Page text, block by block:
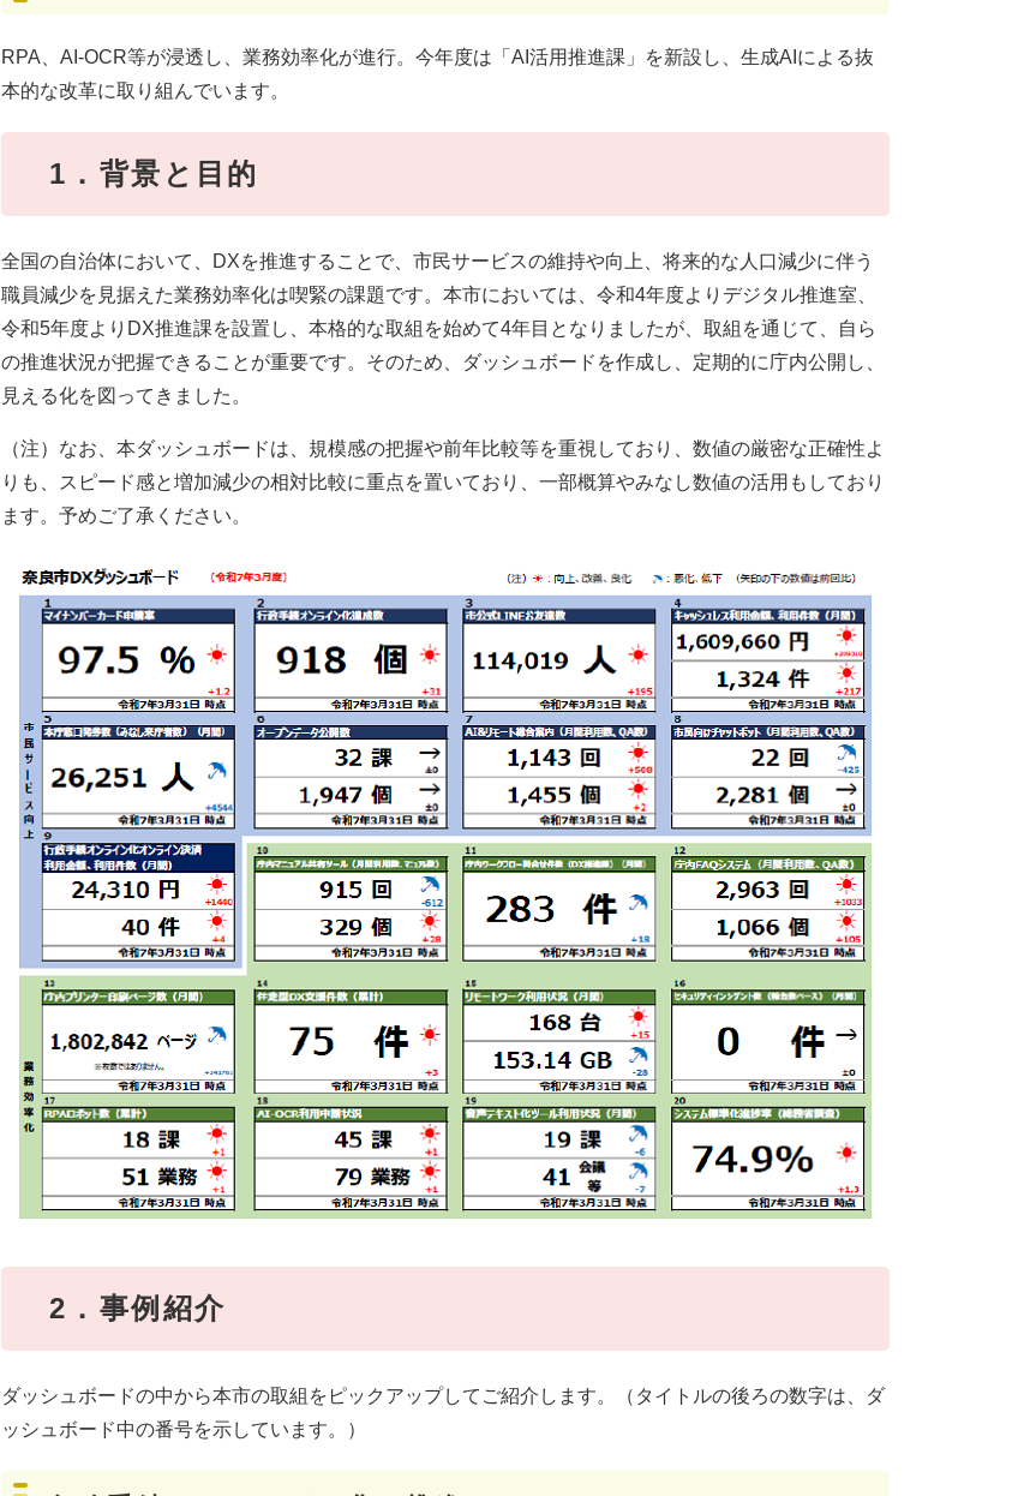
RPA、AI-OCR等が浸透し、業務効率化が進行。今年度は「AI活用推進課」を新設し、生成AIによる抜
本的な改革に取り組んでいます。
1．背景と目的
全国の自治体において、DXを推進することで、市民サービスの維持や向上、将来的な人口減少に伴う
職員減少を見据えた業務効率化は喫緊の課題です。本市においては、令和4年度よりデジタル推進室、
令和5年度よりDX推進課を設置し、本格的な取組を始めて4年目となりましたが、取組を通じて、自ら
の推進状況が把握できることが重要です。そのため、ダッシュボードを作成し、定期的に庁内公開し、
見える化を図ってきました。
（注）なお、本ダッシュボードは、規模感の把握や前年比較等を重視しており、数値の厳密な正確性よ
りも、スピード感と増加減少の相対比較に重点を置いており、一部概算やみなし数値の活用もしており
ます。予めご了承ください。
2．事例紹介
ダッシュボードの中から本市の取組をピックアップしてご紹介します。（タイトルの後ろの数字は、ダ
ッシュボード中の番号を示しています。）